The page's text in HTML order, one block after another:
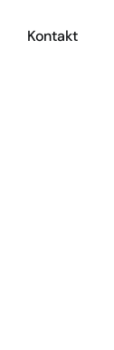
Kontakt